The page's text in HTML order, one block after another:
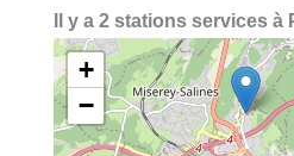
Il y a 2 stations services à
+
−